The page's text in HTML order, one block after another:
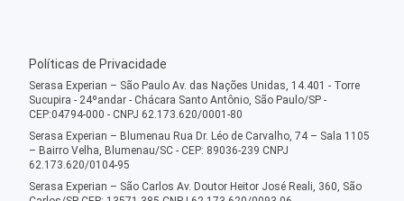
Políticas de Privacidade
Serasa Experian – São Paulo Av. das Nações Unidas, 14.401 - Torre
Sucupira - 24ºandar - Chácara Santo Antônio, São Paulo/SP -
CEP:04794-000 - CNPJ 62.173.620/0001-80
Serasa Experian – Blumenau Rua Dr. Léo de Carvalho, 74 – Sala 1105
– Bairro Velha, Blumenau/SC - CEP: 89036-239 CNPJ
62.173.620/0104-95
Serasa Experian – São Carlos Av. Doutor Heitor José Reali, 360, São